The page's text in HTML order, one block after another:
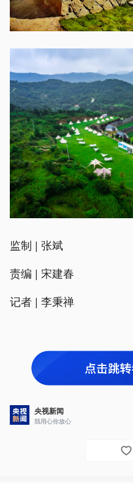
监制 | 张斌
责编 | 宋建春
记者 | 李秉禅
央视新闻
我用心你放心